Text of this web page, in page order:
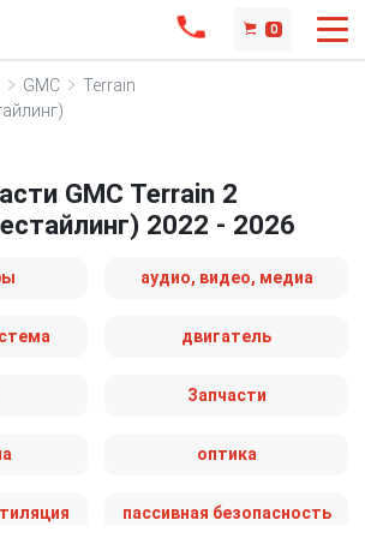
0
GMC
Terrain
GMC Terrain 2
2022 - 2026
аудио, видео, медиа
двигатель
Запчасти
оптика
пассивная безопасность